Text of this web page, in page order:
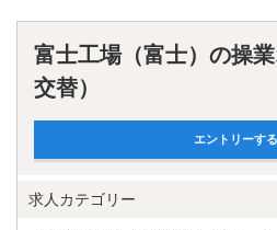
不問
富士工場（富士）の操
交替）
求人カテゴリー